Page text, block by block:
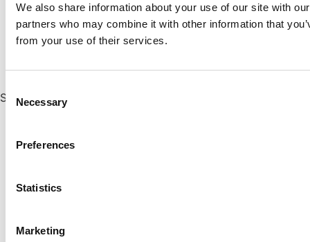
We also share information about your use of our site with
partners who may combine it with other information that
from your use of their services.
Selection
Necessary
Preferences
Statistics
Marketing
So filterst du
eröffnet eine Reihe von Möglichkeiten, genau das
Seite zu gelangen, erscheint auch eine
Bildschirms, sodass du nicht wieder nach oben musst!